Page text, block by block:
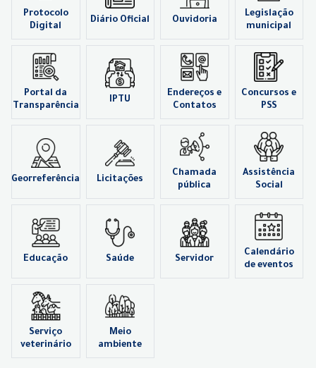
Protocolo
Digital
Diário Oficial Ouvidoria
Legislação
municipal
Portal da
Transparência
IPTU
Endereços e
Contatos
Concursos e
PSS
Georreferência Licitações
Chamada
pública
Assistência
Social
Educação Saúde Servidor
Calendário
de eventos
Serviço
veterinário
Meio
ambiente